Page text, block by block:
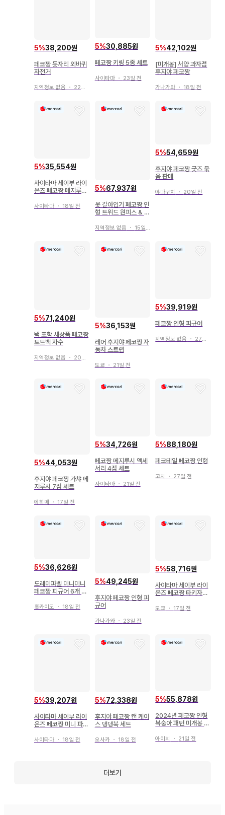
5%38,200원
페코짱 돗자리 외바퀴
자전거
지역정보 없음 ・ 22일 전
5%30,885원
페코짱 키링 5종 세트
사이타마・ 23일 전
5%42,102원
[미개봉] 서양 과자점
후지야 페코짱
가나가와 ・ 18일 전
5%35,554원
사이타마 세이부 라이
온즈 페코짱 메지루시
사이타마 ・ 18일 전
5%67,937원
옷 갈아입기 페코짱 인
형 트위드 원피스 & 룸
지역정보 없음 ・ 15일 전
5%54,659원
후지야 페코짱 굿즈 묶
음 판매
야마구치 ・ 20일 전
5%71,240원
택 포함 새상품 페코짱
토트백 자수
지역정보 없음 ・ 20일 전
5%36,153원
레어 후지야 페코짱 자
동차 스트랩
도쿄 ・ 21일 전
5%39,919원
페코짱 인형 피규어
지역정보 없음 ・ 27일 전
5%44,053원
후지야 페코짱 가챠 메
지루시 7점 세트
에히메 ・ 17일 전
5%34,726원
페코짱 메지루시 액세
서리 4점 세트
사이타마・ 21일 전
5%88,180원
페코테일 페코짱 인형
고치 ・ 27일 전
5%36,626원
도레미파벨 미니미니
페코짱 피규어 6개 세
홋카이도 ・ 18일 전
5%49,245원
후지야 페코짱 인형 피
규어
가나가와・ 23일 전
5%58,716원
사이타마 세이부 라이
온즈 페코짱 타키자와
도쿄 ・ 17일 전
5%39,207원
사이타마 세이부 라이
온즈 페코짱 미니 파우
사이타마 ・ 18일 전
5%72,338원
후지야 페코짱 캔 케이
스 뎅뎅북 세트
오사카・ 18일 전
5%55,878원
2024년 페코짱 인형
복숭아 패턴 미개봉 새
아이치 ・ 21일 전
더보기